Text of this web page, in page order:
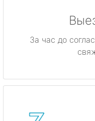
За час до